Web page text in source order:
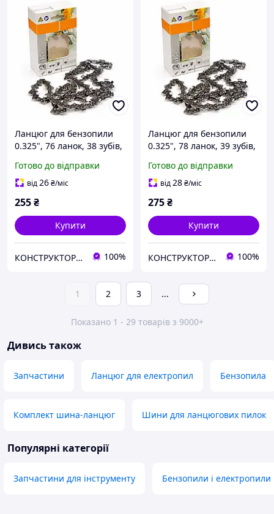
Ланцюг для бензопили
0.325", 76 ланок, 38 зубів,
для твердих порід
деревини
Готово до відправки
від26₴/міс
255₴
Купити
КОНСТРУКТОР онлайн-магазин 100%
Ланцюг для бензопили
0.325", 78 ланок, 39 зубів,
для твердих порід
деревини
Готово до відправки
від28₴/міс
275₴
Купити
КОНСТРУКТОР онлайн-магазин 100%
1 2 3 ...
Показано 1 - 29 товарів з 9000+
Дивись також
Запчастини Ланцюг для електропил Бензопила
Комплект шина-ланцюг Шини для ланцюгових пилок
Популярні категорії
Запчастини для інструменту Бензопили і електропили